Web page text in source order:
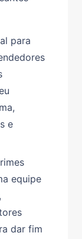
para
e
equipe
dar fim